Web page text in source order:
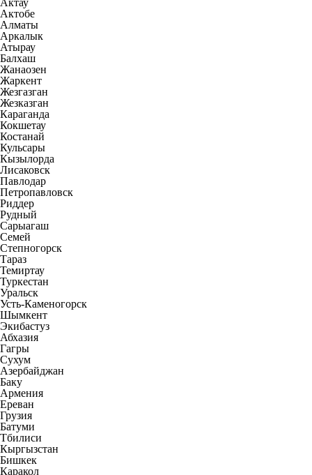
Актау
Актобе
Алматы
Аркалык
Атырау
Балхаш
Жанаозен
Жаркент
Жезгазган
Жезказган
Караганда
Кокшетау
Костанай
Кульсары
Кызылорда
Лисаковск
Павлодар
Петропавловск
Риддер
Рудный
Сарыагаш
Семей
Степногорск
Тараз
Темиртау
Туркестан
Уральск
Усть-Каменогорск
Шымкент
Экибастуз
Абхазия
Гагры
Сухум
Азербайджан
Баку
Армения
Ереван
Грузия
Батуми
Тбилиси
Кыргызстан
Бишкек
Каракол